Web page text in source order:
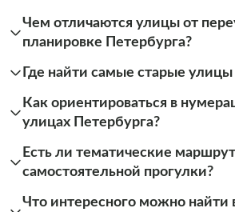
Чем отличаются улицы от
планировке Петербурга?
Где найти самые старые улицы
Как ориентироваться в
улицах Петербурга?
Есть ли тематические
самостоятельной прогулки?
Что интересного можно найти